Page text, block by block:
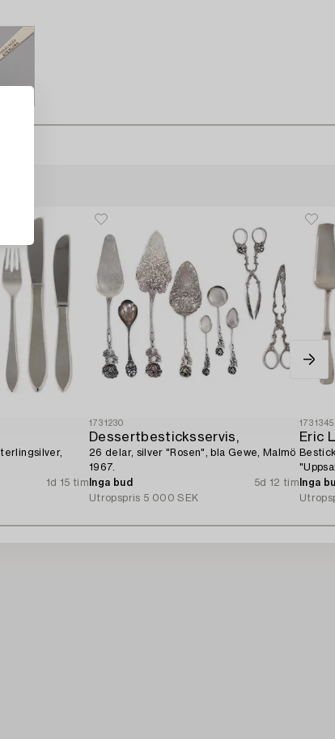
1d 15 tim
1731230
Dessertbesticksservis,
26 delar, silver "Rosen", bla Gewe, Malmö
1967.
Inga bud
5d 12 tim
Utropspris 5 000 SEK
1731345
Eric
Inga